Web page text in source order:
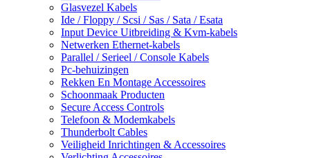
Glasvezel Kabels
Ide / Floppy / Scsi / Sas / Sata / Esata
Input Device Uitbreiding & Kvm-kabels
Netwerken Ethernet-kabels
Parallel / Serieel / Console Kabels
Pc-behuizingen
Rekken En Montage Accessoires
Schoonmaak Producten
Secure Access Controls
Telefoon & Modemkabels
Thunderbolt Cables
Veiligheid Inrichtingen & Accessoires